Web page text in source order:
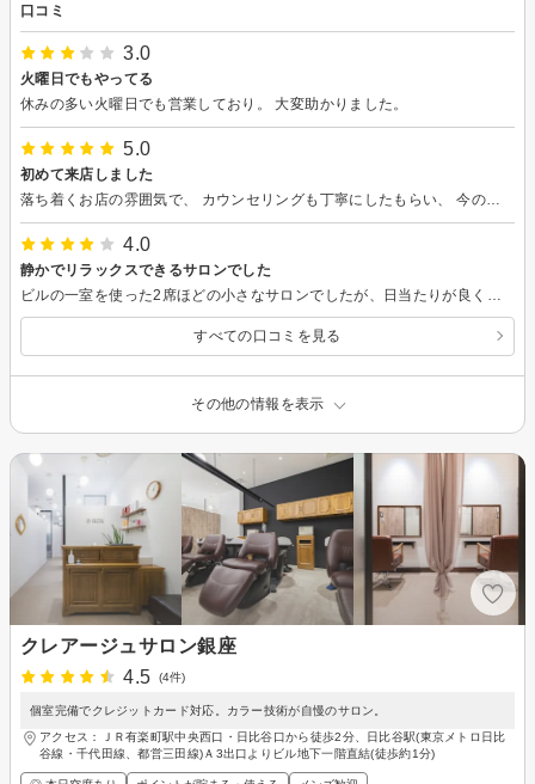
口コミ
3.0
火曜日でもやってる
休みの多い火曜日でも営業しており。 大変助かりました。
5.0
初めて来店しました
落ち着くお店の雰囲気で、 カウンセリングも丁寧にしたもらい、 今の髪の状態にあったスタイルにしてもらいました。 施術中も色々とお話できて楽しかったです。 有り難うございました。
4.0
静かでリラックスできるサロンでした
すべての口コミを見る
その他の情報を表示
クレアージュサロン銀座
4.5
(4件)
個室完備でクレジットカード対応。カラー技術が自慢のサロン。
アクセス：ＪＲ有楽町駅中央西口・日比谷口から徒歩2分、日比谷駅(東京メトロ日比
谷線・千代田線、都営三田線)Ａ3出口よりビル地下一階直結(徒歩約1分)